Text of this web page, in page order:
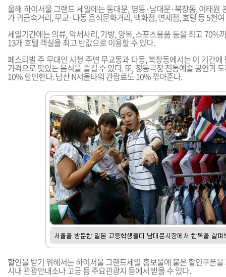
올해 하이서울 그랜드 세일에는 동대문, 명동·남대문·북창동, 이태원
가 귀금속거리, 무교·다동 음식문화거리, 백화점, 면세점, 호텔 등 5천
세일기간에는 의류, 악세사리, 가방, 양복, 스포츠용품 등을 최고 70%
13개 호텔 객실을 최고 반값으로 이용할 수 있다.
페스티벌 주 무대인 시청 주변 무교동과 다동, 북창동에서는 이 기간
가격으로 맛있는 음식을 즐길 수 있다. 또, 정동극장 전통예술 공연과
10% 할인한다. 남산 N서울타워 관람료도 10% 깎아준다.
할인을 받기 위해서는 하이서울 그랜드세일 홍보물에 붙은 할인쿠폰
시내 관광안내소나 고궁 등 주요관광지 등에서 받을 수 있다.